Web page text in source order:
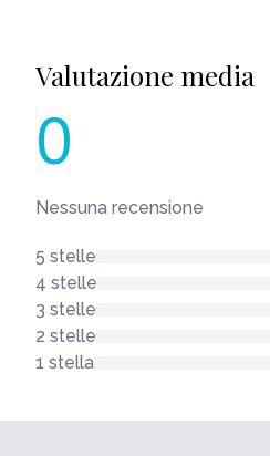
Valutazione media
0
Nessuna recensione
5 stelle
4 stelle
3 stelle
2 stelle
1 stella